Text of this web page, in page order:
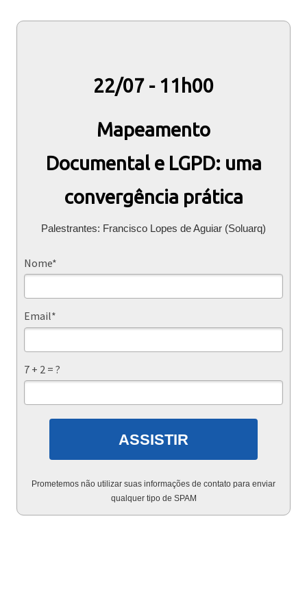
22/07 - 11h00
Mapeamento
Documental e LGPD: uma
convergência prática
Palestrantes: Francisco Lopes de Aguiar (Soluarq)
Nome*
Email*
7 + 2 = ?
ASSISTIR
Prometemos não utilizar suas informações de contato para enviar
qualquer tipo de SPAM